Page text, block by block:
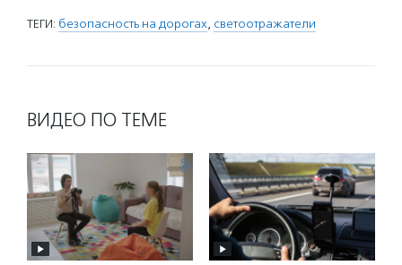
ТЕГИ: безопасность на дорогах, светоотражатели
ВИДЕО ПО ТЕМЕ